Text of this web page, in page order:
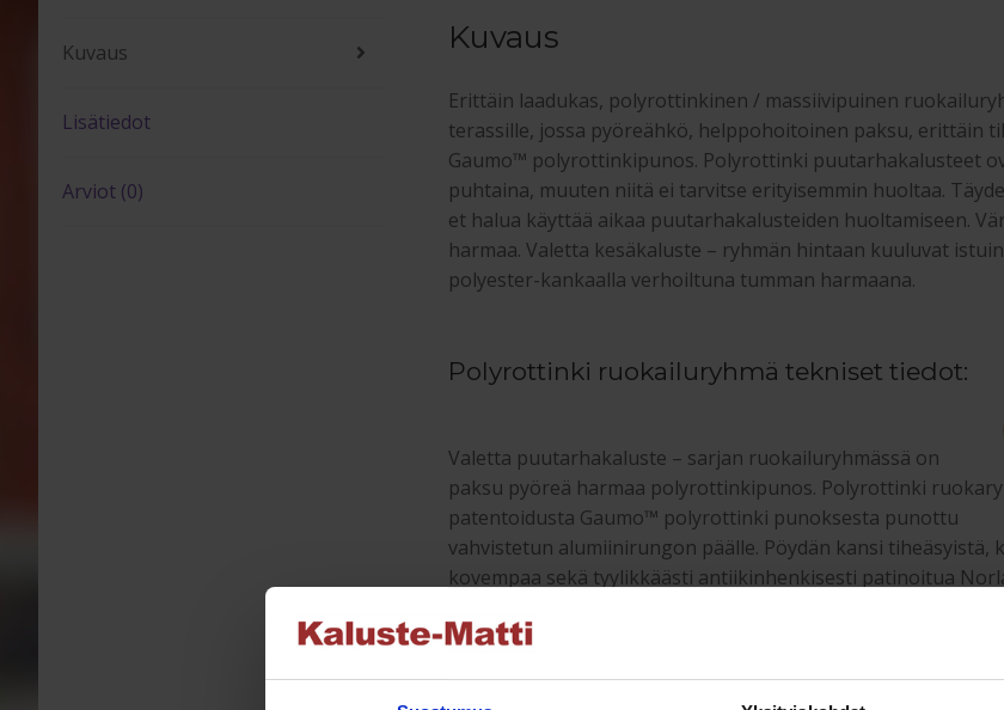
Kuvaus
Lisätiedot
Arviot (0)
Kuvaus
Erittäin laadukas, polyrottinkinen / massiivipuinen
terassille, jossa pyöreähkö, helppohoitoinen paksu, erittäin
Gaumo™ polyrottinkipunos. Polyrottinki puutarhakalusteet
puhtaina, muuten niitä ei tarvitse erityisemmin huoltaa.
et halua käyttää aikaa puutarhakalusteiden huoltamiseen.
harmaa. Valetta kesäkaluste – ryhmän hintaan kuuluvat
polyester-kankaalla verhoiltuna tumman harmaana.
Polyrottinki ruokailuryhmä
Valetta puutarhakaluste – sarjan ruokailuryhmässä on
paksu pyöreä harmaa polyrottinkipunos. Polyrottinki
patentoidusta Gaumo™ polyrottinki punoksesta punottu
vahvistetun alumiinirungon päälle. Pöydän kansi tiheäsyistä,
kovempaa sekä tyylikkäästi antiikinhenkisesti patinoitua
Polyrottinki ruokailuryhmä mitat: